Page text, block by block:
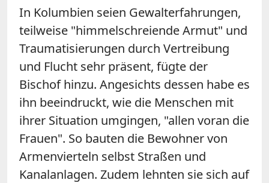
In Kolumbien seien Gewalterfahrungen,
teilweise "himmelschreiende Armut" und
Traumatisierungen durch Vertreibung
und Flucht sehr präsent, fügte der
Bischof hinzu. Angesichts dessen habe es
ihn beeindruckt, wie die Menschen mit
ihrer Situation umgingen, "allen voran die
Frauen". So bauten die Bewohner von
Armenvierteln selbst Straßen und
Kanalanlagen. Zudem lehnten sie sich auf